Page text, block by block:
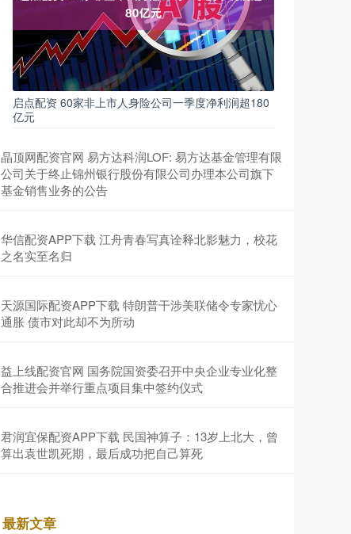
启点配资 60家非上市人身险公司一季度净利润超180
亿元
晶顶网配资官网 易方达科润LOF: 易方达基金管理有限
公司关于终止锦州银行股份有限公司办理本公司旗下
基金销售业务的公告
华信配资APP下载 江舟青春写真诠释北影魅力，校花
之名实至名归
天源国际配资APP下载 特朗普干涉美联储令专家忧心
通胀 债市对此却不为所动
益上线配资官网 国务院国资委召开中央企业专业化整
合推进会并举行重点项目集中签约仪式
君润宜保配资APP下载 民国神算子：13岁上北大，曾
算出袁世凯死期，最后成功把自己算死
最新文章